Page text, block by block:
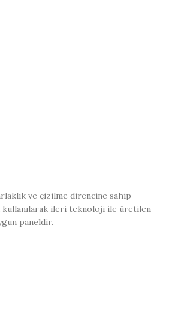
ve çizilme direncine sahip
kullanılarak ileri teknoloji ile üretilen
paneldir.